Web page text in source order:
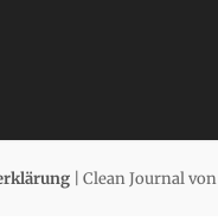
| Clean Journal von